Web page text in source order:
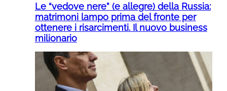
Le “vedove nere” (e allegre) della Russia:
matrimoni lampo prima del fronte per
ottenere i risarcimenti. Il nuovo business
milionario